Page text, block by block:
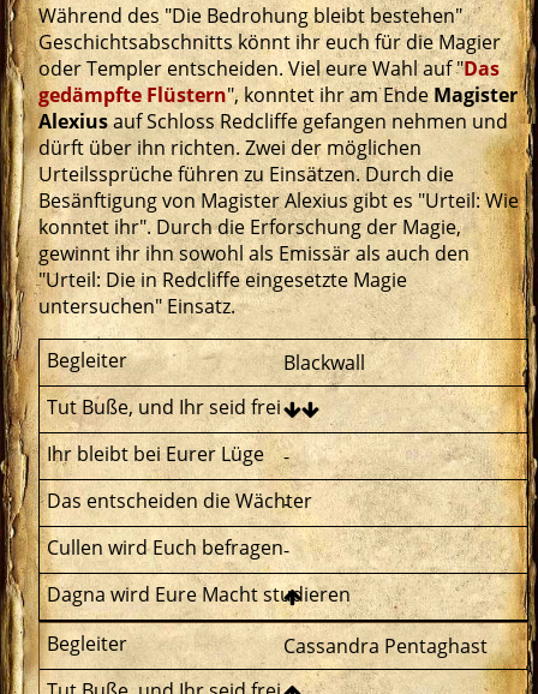
Während des "Die Bedrohung bleibt bestehen"
Geschichtsabschnitts könnt ihr euch für die Magier
oder Templer entscheiden. Viel eure Wahl auf "Das
gedämpfte Flüstern", konntet ihr am EndeMagister
Alexiusauf Schloss Redcliffe gefangen nehmen und
dürft über ihn richten. Zwei der möglichen
Urteilssprüche führen zu Einsätzen. Durch die
Besänftigung von Magister Alexius gibt es "Urteil: Wie
konntet ihr". Durch die Erforschung der Magie,
gewinnt ihr ihn sowohl als Emissär als auch den
"Urteil: Die in Redcliffe eingesetzte Magie
untersuchen" Einsatz.
Blackwall
-
-
-
Cassandra Pentaghast